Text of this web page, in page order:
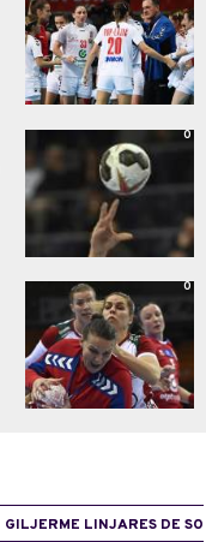
0
0
GILJERME LINJARES DE